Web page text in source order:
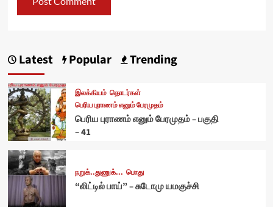
Latest Popular Trending
இலக்கியம் தொடர்கள்
பெரிய புராணம் எனும் பேரமுதம்
பெரிய புராணம் எனும் பேரமுதம் – பகுதி
– 41
நறுக்..துணுக்... பொது
“லிட்டில் பாய்” – சுடோமு யமகுச்சி